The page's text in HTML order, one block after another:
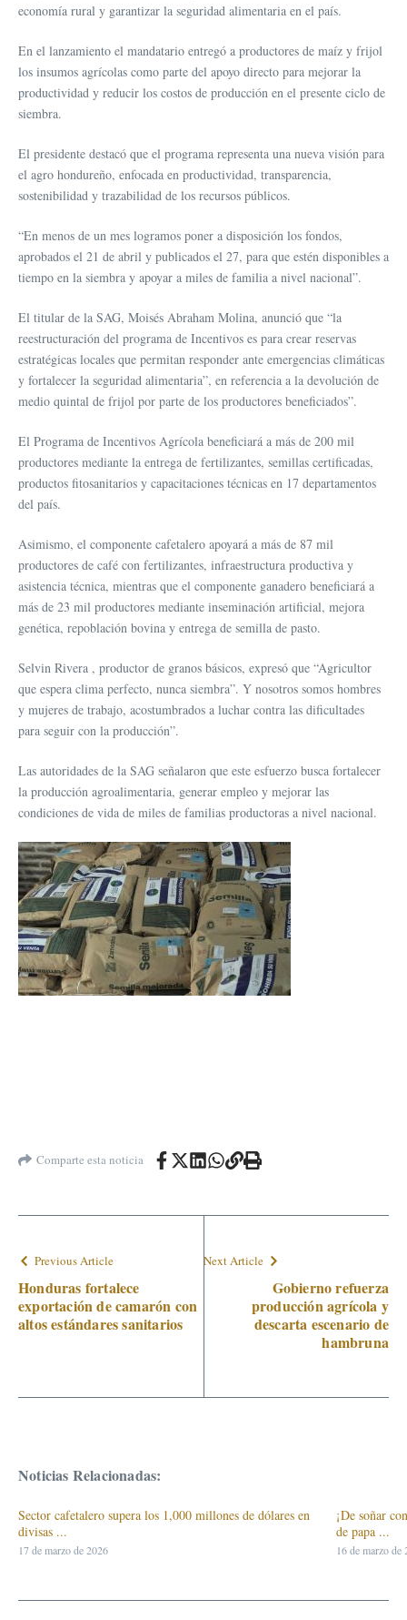
economía rural y garantizar la seguridad alimentaria en el país.
En el lanzamiento el mandatario entregó a productores de maíz y frijol
los insumos agrícolas como parte del apoyo directo para mejorar la
productividad y reducir los costos de producción en el presente ciclo de
siembra.
El presidente destacó que el programa representa una nueva visión para
el agro hondureño, enfocada en productividad, transparencia,
sostenibilidad y trazabilidad de los recursos públicos.
“En menos de un mes logramos poner a disposición los fondos,
aprobados el 21 de abril y publicados el 27, para que estén disponibles a
tiempo en la siembra y apoyar a miles de familia a nivel nacional”.
El titular de la SAG, Moisés Abraham Molina, anunció que “la
reestructuración del programa de Incentivos es para crear reservas
estratégicas locales que permitan responder ante emergencias climáticas
y fortalecer la seguridad alimentaria”, en referencia a la devolución de
medio quintal de frijol por parte de los productores beneficiados”.
El Programa de Incentivos Agrícola beneficiará a más de 200 mil
productores mediante la entrega de fertilizantes, semillas certificadas,
productos fitosanitarios y capacitaciones técnicas en 17 departamentos
del país.
Asimismo, el componente cafetalero apoyará a más de 87 mil
productores de café con fertilizantes, infraestructura productiva y
asistencia técnica, mientras que el componente ganadero beneficiará a
más de 23 mil productores mediante inseminación artificial, mejora
genética, repoblación bovina y entrega de semilla de pasto.
Selvin Rivera , productor de granos básicos, expresó que “Agricultor
que espera clima perfecto, nunca siembra”. Y nosotros somos hombres
y mujeres de trabajo, acostumbrados a luchar contra las dificultades
para seguir con la producción”.
Las autoridades de la SAG señalaron que este esfuerzo busca fortalecer
la producción agroalimentaria, generar empleo y mejorar las
condiciones de vida de miles de familias productoras a nivel nacional.
Comparte esta noticia
Previous Article
Honduras fortalece
exportación de camarón con
altos estándares sanitarios
Next Article
Gobierno refuerza
producción agrícola y
descarta escenario de
hambruna
Noticias Relacionadas:
Sector cafetalero supera los 1,000 millones de dólares en
divisas ...
17 de marzo de 2026
¡De soñar
de papa ...
16 de marzo de